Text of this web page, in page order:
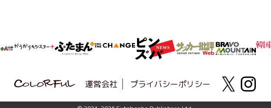
運営会社 プライバシーポリシー